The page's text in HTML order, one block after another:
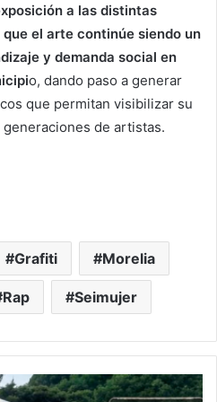
a las distintas
el arte continúe siendo un
y demanda social en
o, dando paso a generar
que permitan visibilizar su
de artistas.
Grafiti Morelia
Rap Seimujer